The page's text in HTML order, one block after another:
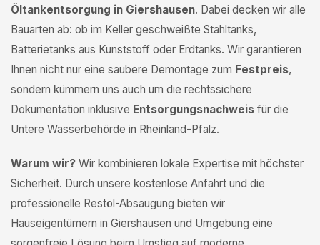
Öltankentsorgung in Giershausen. Dabei decken wir alle
Bauarten ab: ob im Keller geschweißte Stahltanks,
Batterietanks aus Kunststoff oder Erdtanks. Wir garantieren
Ihnen nicht nur eine saubere Demontage zum Festpreis,
sondern kümmern uns auch um die rechtssichere
Dokumentation inklusive Entsorgungsnachweis für die
Untere Wasserbehörde in Rheinland-Pfalz.
Warum wir? Wir kombinieren lokale Expertise mit höchster
Sicherheit. Durch unsere kostenlose Anfahrt und die
professionelle Restöl-Absaugung bieten wir
Hauseigentümern in Giershausen und Umgebung eine